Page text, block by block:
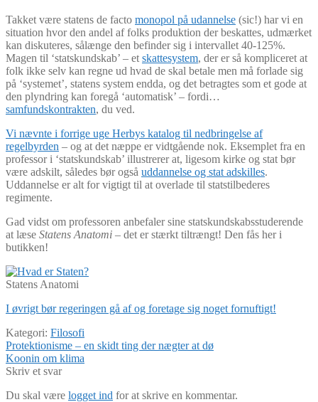
Takket være statens de facto monopol på udannelse (sic!) har vi en
situation hvor den andel af folks produktion der beskattes, udmærket
kan diskuteres, sålænge den befinder sig i intervallet 40-125%.
Magen til ‘statskundskab’ – et skattesystem, der er så kompliceret at
folk ikke selv kan regne ud hvad de skal betale men må forlade sig
på ‘systemet’, statens system endda, og det betragtes som et gode at
den plyndring kan foregå ‘automatisk’ – fordi…
samfundskontrakten, du ved.
Vi nævnte i forrige uge Herbys katalog til nedbringelse af
regelbyrden – og at det næppe er vidtgående nok. Eksemplet fra en
professor i ‘statskundskab’ illustrerer at, ligesom kirke og stat bør
være adskilt, således bør også uddannelse og stat adskilles.
Uddannelse er alt for vigtigt til at overlade til statstilbederes
regimente.
Gad vidst om professoren anbefaler sine statskundskabsstuderende
at læse Statens Anatomi – det er stærkt tiltrængt! Den fås her i
butikken!
Statens Anatomi
I øvrigt bør regeringen gå af og foretage sig noget fornuftigt!
Kategori: Filosofi
Indlægsnavigation
Forrige
indlæg:
Protektionisme – en skidt ting der nægter at dø
Næste
indlæg:
Koonin om klima
Skriv et svar
Du skal være logget ind for at skrive en kommentar.